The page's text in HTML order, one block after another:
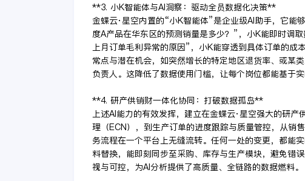
**3. 小K智能体与AI洞察：驱动全员数据化决策**
金蝶云·星空内置的“小K智能体”是企业级AI助手，它能
度A产品在华东区的预测销量是多少？”，小K能即时调
上月订单毛利异常的原因”，小K能穿透到具体订单的
常点与潜在机会，如突然增长的特定地区退货率、或某
负责人。这降低了数据使用门槛，让每个岗位都能基于
**4. 研产供销财一体化协同：打破数据孤岛**
上述AI能力的有效发挥，建立在金蝶云·星空强大的研
理（ECN），到生产订单的进度跟踪与质量管控，从销
务流程在一个平台上无缝流转。任何一处的变更，都能
料替换，能即刻同步至采购、库存与生产模块，避免错
视与可控，为AI分析提供了高质量、全链路的数据燃料。